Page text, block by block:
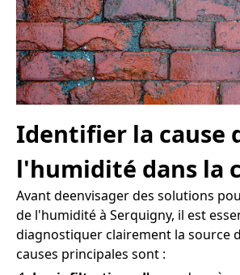
Identifier la cause
l'humidité dans la
Avant deenvisager des solutions
de l'humidité à Serquigny, il est
diagnostiquer clairement la source
causes principales sont :